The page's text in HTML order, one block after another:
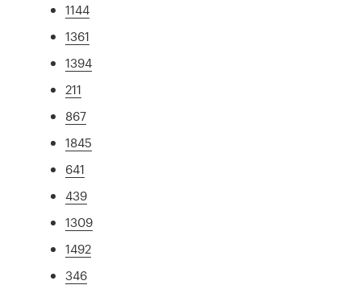
1144
1361
1394
211
867
1845
641
439
1309
1492
346